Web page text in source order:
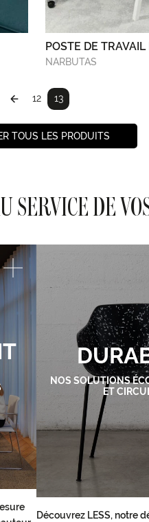
POSTE DE
NARBUTAS
12 13
TOUS LES PRODUITS
SERVICE DE
NOS SOLUTIONS
ET
Découvrez LESS, notre